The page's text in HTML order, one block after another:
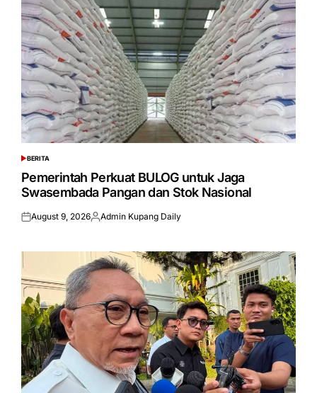
POSTED
IN
BERITA
Pemerintah Perkuat BULOG untuk Jaga
Swasembada Pangan dan Stok Nasional
Posted
August 9, 2026Posted
Admin Kupang Daily